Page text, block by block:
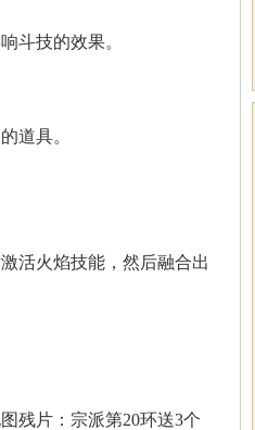
斗技的效果。
道具。
活火焰技能，然后融合出
残片 ：宗派第20环送3个